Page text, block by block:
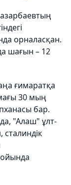
орналасқан.
шағын – 12
ғимаратқа
30 мың
бар.
"Алаш" ұлт-
сталиндік